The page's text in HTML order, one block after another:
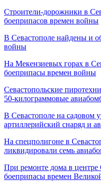
Строители-дорожники в
боеприпасов времен войны
В Севастополе найдены и
войны
На Мекензиевых горах в
боеприпасы времен войны
Севастопольские
50-килограммовые
В Севастополе на садовом
артиллерийский снаряд и
На спецполигоне в
ликвидировали семь
При ремонте дома в
боеприпасы времен